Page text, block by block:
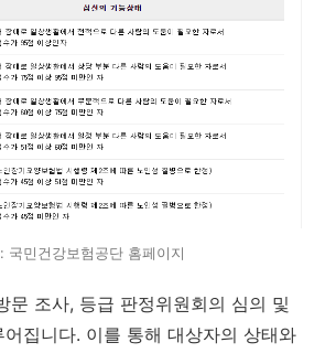
국민건강보험공단 홈페이지
문 조사, 등급 판정위원회의 심의 및
집니다. 이를 통해 대상자의 상태와